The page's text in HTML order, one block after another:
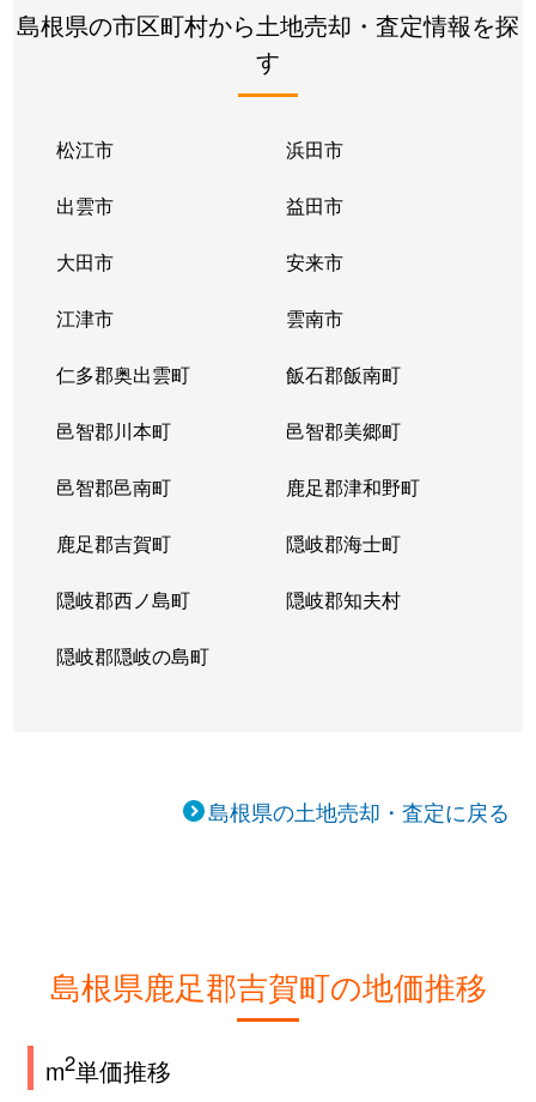
島根県の市区町村から土地売却・査定情報を探
す
松江市 浜田市
出雲市 益田市
大田市 安来市
江津市 雲南市
仁多郡奥出雲町 飯石郡飯南町
邑智郡川本町 邑智郡美郷町
邑智郡邑南町 鹿足郡津和野町
鹿足郡吉賀町 隠岐郡海士町
隠岐郡西ノ島町 隠岐郡知夫村
隠岐郡隠岐の島町
島根県の土地売却・査定に戻る
島根県鹿足郡吉賀町の地価推移
m2単価推移